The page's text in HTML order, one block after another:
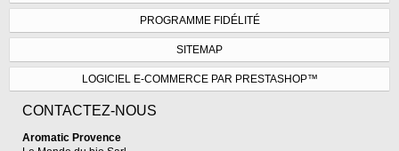
PROGRAMME FIDÉLITÉ
SITEMAP
LOGICIEL E-COMMERCE PAR PRESTASHOP™
CONTACTEZ-NOUS
Aromatic Provence